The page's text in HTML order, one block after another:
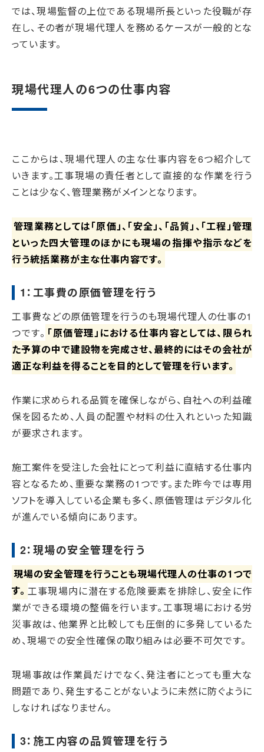
では、現場監督の上位である現場所長といった役職が存
在し、その者が現場代理人を務めるケースが一般的とな
っています。
現場代理人の6つの仕事内容
ここからは、現場代理人の主な仕事内容を6つ紹介して
いきます。工事現場の責任者として直接的な作業を行う
ことは少なく、管理業務がメインとなります。
管理業務としては「原価」、「安全」、「品質」、「工程」管理
といった四大管理のほかにも現場の指揮や指示などを
行う統括業務が主な仕事内容です。
1：工事費の原価管理を行う
工事費などの原価管理を行うのも現場代理人の仕事の1
つです。 「原価管理」における仕事内容としては、限られ
た予算の中で建設物を完成させ、最終的にはその会社が
適正な利益を得ることを目的として管理を行います。
作業に求められる品質を確保しながら、自社への利益確
保を図るため、人員の配置や材料の仕入れといった知識
が要求されます。
施工案件を受注した会社にとって利益に直結する仕事内
容となるため、重要な業務の1つです。また昨今では専用
ソフトを導入している企業も多く、原価管理はデジタル化
が進んでいる傾向にあります。
2：現場の安全管理を行う
現場の安全管理を行うことも現場代理人の仕事の1つで
す。 工事現場内に潜在する危険要素を排除し、安全に作
業ができる環境の整備を行います。工事現場における労
災事故は、他業界と比較しても圧倒的に多発しているた
め、現場での安全性確保の取り組みは必要不可欠です。
現場事故は作業員だけでなく、発注者にとっても重大な
問題であり、発生することがないように未然に防ぐように
しなければなりません。
3：施工内容の品質管理を行う